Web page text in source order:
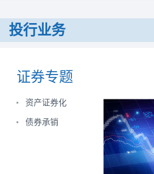
投行业务
证券专题
资产证券化
债券承销